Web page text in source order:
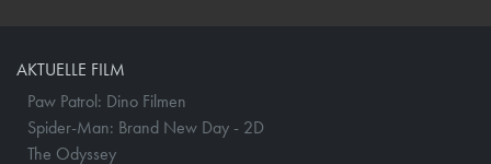
AKTUELLE FILM
Paw Patrol: Dino Filmen
Spider-Man: Brand New Day - 2D
The Odyssey